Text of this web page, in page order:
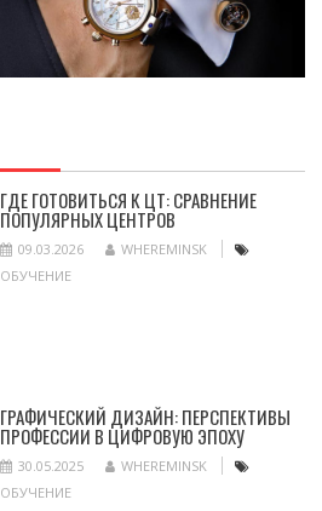
ГДЕ ГОТОВИТЬСЯ К ЦТ: СРАВНЕНИЕ
ПОПУЛЯРНЫХ ЦЕНТРОВ
09.03.2026
WHEREMINSK
ОБУЧЕНИЕ
ГРАФИЧЕСКИЙ ДИЗАЙН: ПЕРСПЕКТИВЫ
ПРОФЕССИИ В ЦИФРОВУЮ ЭПОХУ
30.05.2025
WHEREMINSK
ОБУЧЕНИЕ